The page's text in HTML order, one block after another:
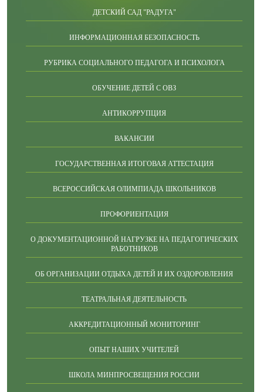
ДЕТСКИЙ САД "РАДУГА"
ИНФОРМАЦИОННАЯ БЕЗОПАСНОСТЬ
РУБРИКА СОЦИАЛЬНОГО ПЕДАГОГА И ПСИХОЛОГА
ОБУЧЕНИЕ ДЕТЕЙ С ОВЗ
АНТИКОРРУПЦИЯ
ВАКАНСИИ
ГОСУДАРСТВЕННАЯ ИТОГОВАЯ АТТЕСТАЦИЯ
ВСЕРОССИЙСКАЯ ОЛИМПИАДА ШКОЛЬНИКОВ
ПРОФОРИЕНТАЦИЯ
О ДОКУМЕНТАЦИОННОЙ НАГРУЗКЕ НА ПЕДАГОГИЧЕСКИХ
РАБОТНИКОВ
ОБ ОРГАНИЗАЦИИ ОТДЫХА ДЕТЕЙ И ИХ ОЗДОРОВЛЕНИЯ
ТЕАТРАЛЬНАЯ ДЕЯТЕЛЬНОСТЬ
АККРЕДИТАЦИОННЫЙ МОНИТОРИНГ
ОПЫТ НАШИХ УЧИТЕЛЕЙ
ШКОЛА МИНПРОСВЕЩЕНИЯ РОССИИ